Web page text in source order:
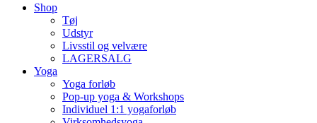
Shop
Tøj
Udstyr
Livsstil og velvære
LAGERSALG
Yoga
Yoga forløb
Pop-up yoga & Workshops
Individuel 1:1 yogaforløb